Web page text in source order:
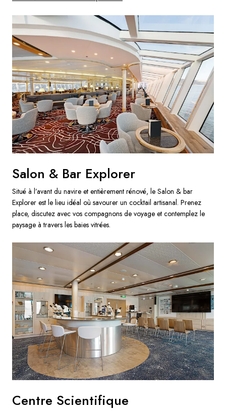
Salon & Bar Explorer
Situé à l’avant du navire et entièrement rénové, le Salon & bar
Explorer est le lieu idéal où savourer un cocktail artisanal. Prenez
place, discutez avec vos compagnons de voyage et contemplez le
paysage à travers les baies vitrées.
Centre Scientifique